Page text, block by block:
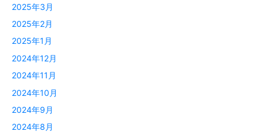
2025年3月
2025年2月
2025年1月
2024年12月
2024年11月
2024年10月
2024年9月
2024年8月